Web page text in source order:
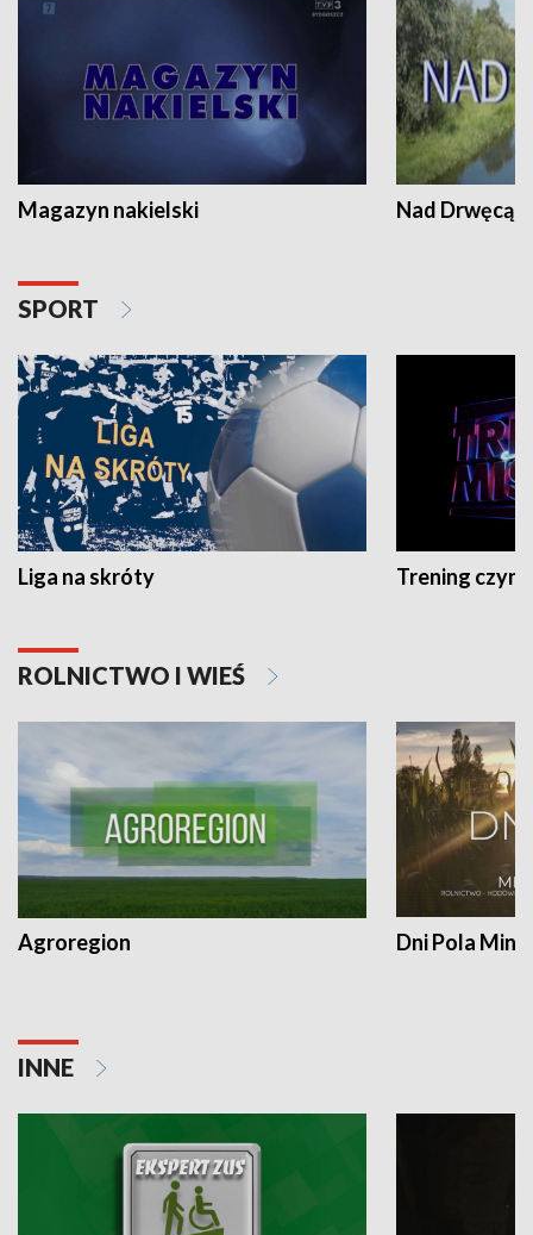
Magazyn nakielski Nad Drwęcą
SPORT
Liga na skróty Trening czyni
ROLNICTWO I WIEŚ
Agroregion Dni Pola
INNE